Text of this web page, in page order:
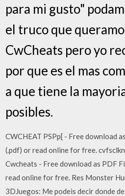
para mi gusto"
el truco que
CwCheats pero yo
por que es el mas
a que tiene la
posibles.
CWCHEAT PSPp[ - Free download
(.pdf) or read online for free.
Cwcheats - Free download as PDF
read online for free. Res Monster
3DJuegos: Me podeis decir donde